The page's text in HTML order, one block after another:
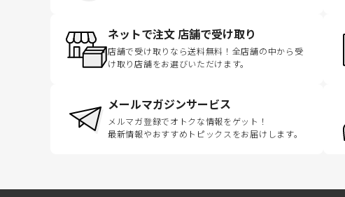
ネットで注文 店舗で受け取り
店舗で受け取りなら送料無料！全店舗の中から受
け取り店舗をお選びいただけます。
メールマガジンサービス
メルマガ登録でオトクな情報をゲット！
最新情報やおすすめトピックスをお届けします。